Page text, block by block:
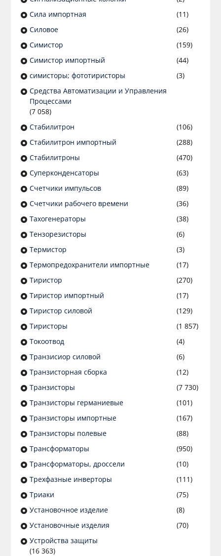
Сила импортная
(11)
Силовое
(26)
Симистор
(159)
Симистор импортный
(44)
симисторы; фототиристоры
(3)
Средства Автоматизации и Управления
Процессами
(7 058)
Стабилитрон
(106)
Стабилитрон импортный
(288)
Стабилитроны
(470)
Суперконденсаторы
(63)
Счетчики импульсов
(89)
Счетчики рабочего времени
(36)
Тахогенераторы
(38)
Тензорезисторы
(6)
Термистор
(3)
Термопредохранители импортные
(17)
Тиристор
(270)
Тиристор импортный
(17)
Тиристор силовой
(129)
Тиристоры
(1 857)
Токоотвод
(4)
Транзисиор силовой
(6)
Транзисторная сборка
(12)
Транзисторы
(7 730)
Транзисторы германиевые
(101)
Транзисторы импортные
(167)
Транзисторы полевые
(88)
Трансформаторы
(950)
Трансформаторы, дроссели
(10)
Трехфазные инверторы
(111)
Триаки
(75)
Установочное изделие
(8)
Установочные изделия
(70)
Устройства защиты
(16 363)